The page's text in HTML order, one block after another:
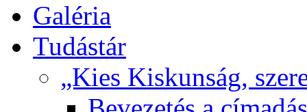
Galéria
Tudástár
„Kies Kiskunság,